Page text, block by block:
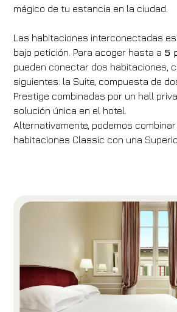
mágico de tu estancia en la ciudad.
Las habitaciones interconectadas
bajo petición. Para acoger hasta a 5
pueden conectar dos habitaciones,
siguientes: la Suite, compuesta de
Prestige combinadas por un hall
solución única en el hotel.
Alternativamente, podemos
habitaciones Classic con una